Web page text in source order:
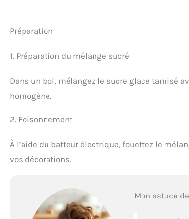
Préparation
1. Préparation du mélange sucré
Dans un bol, mélangez le sucre glace tamisé
homogène.
2. Foisonnement
À l’aide du batteur électrique, fouettez le
vos décorations.
Mon astuce